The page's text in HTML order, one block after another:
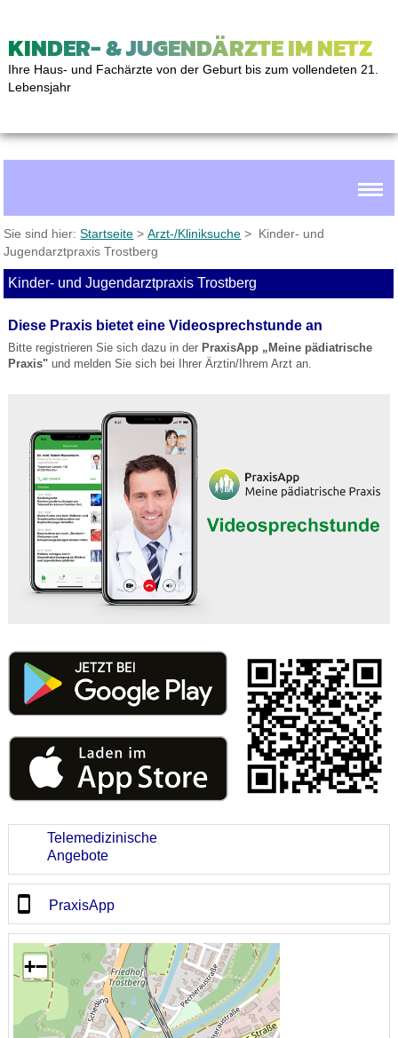
KINDER- & JUGENDÄRZTE IM NETZ
Ihre Haus- und Fachärzte von der Geburt bis zum vollendeten 21.
Lebensjahr
Sie sind hier:Startseite >Arzt-/Kliniksuche > Kinder- und
Jugendarztpraxis Trostberg
Kinder- und Jugendarztpraxis Trostberg
Diese Praxis bietet eine Videosprechstunde an
Bitte registrieren Sie sich dazu in der PraxisApp „Meine pädiatrische
Praxis"und melden Sie sich bei Ihrer Ärztin/Ihrem Arzt an.
Telemedizinische
Angebote
PraxisApp
+−